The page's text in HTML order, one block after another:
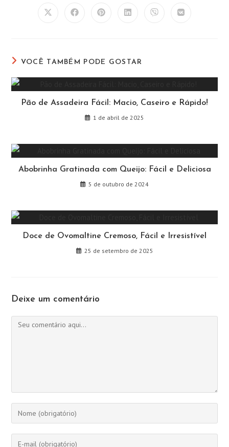
Abre Abre Abre Abre Abre Abre
VOCÊ TAMBÉM PODE GOSTAR
Pão de Assadeira Fácil: Macio, Caseiro e Rápido!
1 de abril de 2025
Abobrinha Gratinada com Queijo: Fácil e Deliciosa
5 de outubro de 2024
Doce de Ovomaltine Cremoso, Fácil e Irresistível
25 de setembro de 2025
Deixe um comentário
Comentário
Digite
seu
nome
Digite